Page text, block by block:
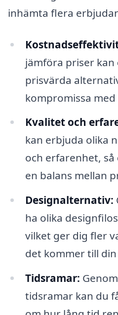
inhämta flera
jämföra priser
prisvärda
kompromissa
Kvalitet och
kan erbjuda olika
och erfarenhet,
en balans mellan
Designalternativ:
ha olika
vilket ger dig fler
det kommer till
Tidsramar:
tidsramar kan du